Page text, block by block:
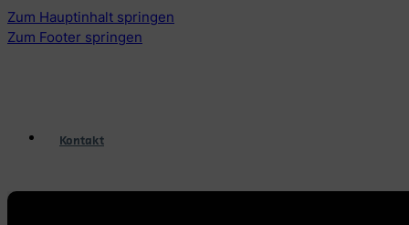
Zum Hauptinhalt springen
Zum Footer springen
Kontakt